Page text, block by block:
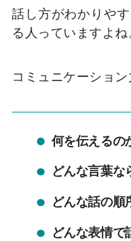
話し方がわかりや
る人っていますよね
コミュニケーション
何を伝えるの
どんな言葉な
どんな話の順
どんな表情で